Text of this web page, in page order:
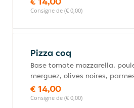
Consigne de (€ 0,00)
Pizza coq
Base tomate mozzarella,
merguez, olives noires,
€ 14,00
Consigne de (€ 0,00)